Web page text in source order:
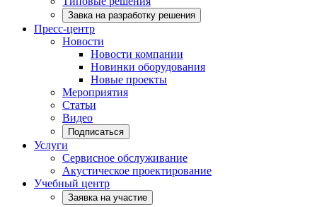
Завка на разработку решения
Пресс-центр
Новости
Новости компании
Новинки оборудования
Новые проекты
Мероприятия
Статьи
Видео
Подписаться
Услуги
Сервисное обслуживание
Акустическое проектирование
Учебный центр
Заявка на участие